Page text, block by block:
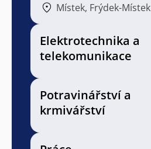
Místek, Frýdek-Místek
Elektrotechnika a
telekomunikace
Potravinářství a
krmivářství